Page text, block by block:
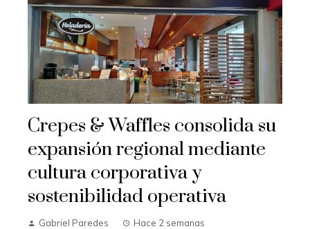
Crepes & Waffles consolida su
expansión regional mediante
cultura corporativa y
sostenibilidad operativa
Gabriel Paredes Hace 2 semanas